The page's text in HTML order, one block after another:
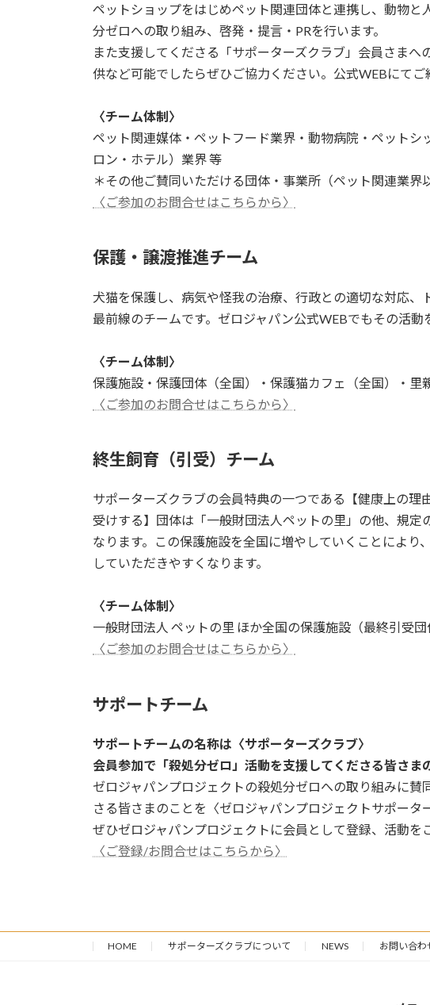
ペットショップをはじめペット関連団体と連携し、動物
分ゼロへの取り組み、啓発・提言・PRを行います。
また支援してくださる「サポーターズクラブ」会員さま
供など可能でしたらぜひご協力ください。公式WEBにてご
〈チーム体制〉
ペット関連媒体・ペットフード業界・動物病院・ペット
ロン・ホテル）業界 等
＊その他ご賛同いただける団体・事業所（ペット関連業界
〈ご参加のお問合せはこちらから〉
保護・譲渡推進チーム
犬猫を保護し、病気や怪我の治療、行政との適切な対応、
最前線のチームです。ゼロジャパン公式WEBでもその活動
〈チーム体制〉
保護施設・保護団体（全国）・保護猫カフェ（全国）・里
〈ご参加のお問合せはこちらから〉
終生飼育（引受）チーム
サポーターズクラブの会員特典の一つである【健康上の理
受けする】団体は「一般財団法人ペットの里」の他、規定
なります。この保護施設を全国に増やしていくことにより
していただきやすくなります。
〈チーム体制〉
一般財団法人 ペットの里 ほか全国の保護施設（最終引受
〈ご参加のお問合せはこちらから〉
サポートチーム
サポートチームの名称は〈サポーターズクラブ〉
会員参加で「殺処分ゼロ」活動を支援してくださる皆さま
ゼロジャパンプロジェクトの殺処分ゼロへの取り組みに
さる皆さまのことを〈ゼロジャパンプロジェクトサポータ
ぜひゼロジャパンプロジェクトに会員として登録、活動を
〈ご登録/お問合せはこちらから〉
HOME サポーターズクラブについて NEWS お問い合わ